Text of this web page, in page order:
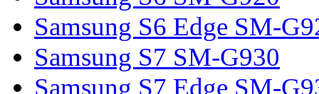
Samsung S6 Edge SM-
Samsung S7 SM-G930
Samsung S7 Edge SM-